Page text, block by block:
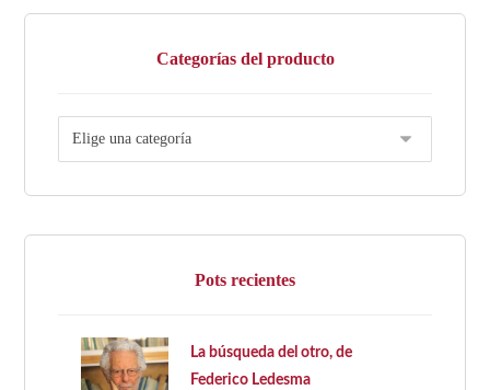
Categorías del producto
Pots recientes
La búsqueda del otro, de
Federico Ledesma